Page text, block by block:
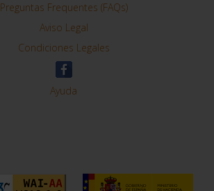
Preguntas Frequentes (FAQs)
Aviso Legal
Condiciones Legales
Ayuda